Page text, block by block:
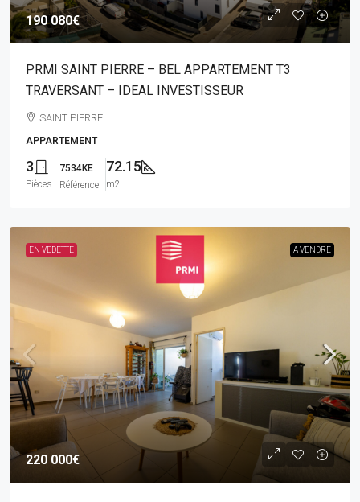
190 080€
PRMI SAINT PIERRE – BEL APPARTEMENT T3
TRAVERSANT – IDEAL INVESTISSEUR
SAINT PIERRE
APPARTEMENT
3
Pièces
7534KE
Référence
72.15
m2
EN VEDETTE A VENDRE
220 000€